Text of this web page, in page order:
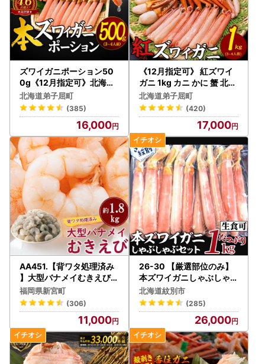
ズワイガニポーション50
0g《12月指定可》北海道
カニ かに 蟹 2144
北海道弟子屈町
(385)
16,000
《12月指定可》 紅ズワイ
ガニ 1kg カニ かに 蟹 北海
道 3395
北海道弟子屈町
(420)
17,000
AA451.【背ワタ処理済み
】大型バナメイむきえび約
1.8kg（1パック）
福岡県新宮町
(306)
11,000
26-30 【厳選部位のみ】
本ズワイガニしゃぶしゃぶ
【大】(たっぷり1kg)｜ 生
食可 お刺身
北海道紋別市
(285)
26,000